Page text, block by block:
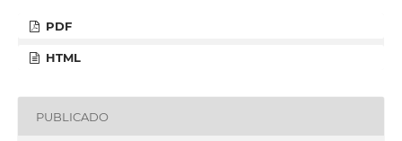
PDF
HTML
PUBLICADO